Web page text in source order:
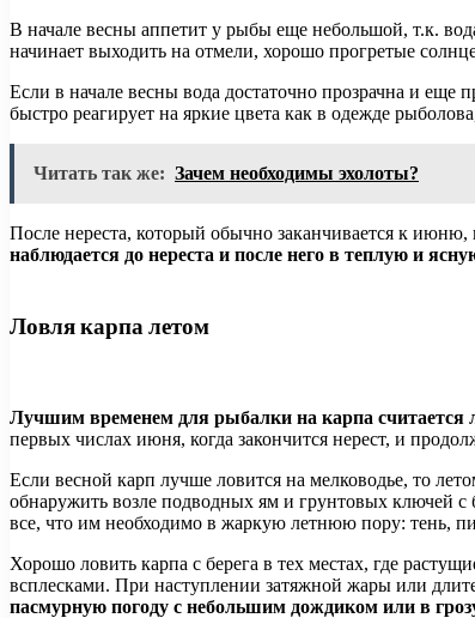
В начале весны аппетит у рыбы еще небольшой, т.к.
начинает выходить на отмели, хорошо прогретые
Если в начале весны вода достаточно прозрачна и еще
быстро реагирует на яркие цвета как в одежде
Читать так же: Зачем необходимы эхолоты?
После нереста, который обычно заканчивается к июню,
наблюдается до нереста и после него в теплую и
Ловля карпа летом
Лучшим временем для рыбалки на карпа считается
первых числах июня, когда закончится нерест, и
Если весной карп лучше ловится на мелководье, то
обнаружить возле подводных ям и грунтовых ключей с
все, что им необходимо в жаркую летнюю пору: тень,
Хорошо ловить карпа с берега в тех местах, где
всплесками. При наступлении затяжной жары или
пасмурную погоду с небольшим дождиком или в